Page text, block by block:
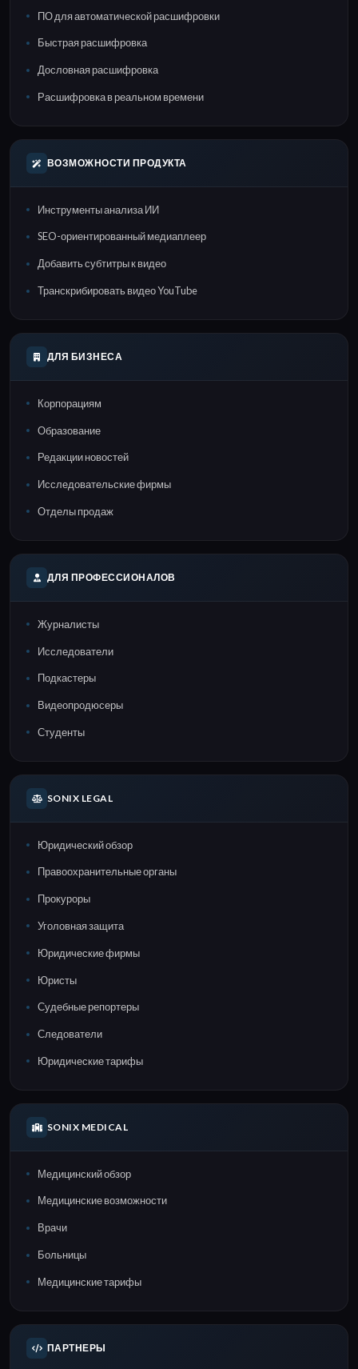
ПО для автоматической расшифровки
Быстрая расшифровка
Дословная расшифровка
Расшифровка в реальном времени
ВОЗМОЖНОСТИ ПРОДУКТА
Инструменты анализа ИИ
SEO-ориентированный медиаплеер
Добавить субтитры к видео
Транскрибировать видео YouTube
ДЛЯ БИЗНЕСА
Корпорациям
Образование
Редакции новостей
Исследовательские фирмы
Отделы продаж
ДЛЯ ПРОФЕССИОНАЛОВ
Журналисты
Исследователи
Подкастеры
Видеопродюсеры
Студенты
SONIX LEGAL
Юридический обзор
Правоохранительные органы
Прокуроры
Уголовная защита
Юридические фирмы
Юристы
Судебные репортеры
Следователи
Юридические тарифы
SONIX MEDICAL
Медицинский обзор
Медицинские возможности
Врачи
Больницы
Медицинские тарифы
ПАРТНЕРЫ